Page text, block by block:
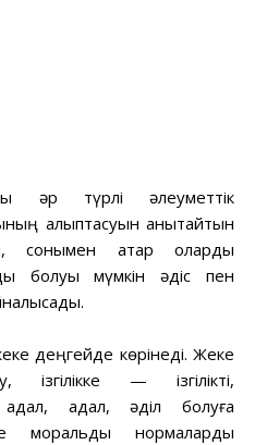
әр түрлі әлеуметтік
қалыптасуын анықтайтын
сонымен қатар оларды
болуы мүмкін әдіс пен
деңгейде көрінеді. Жеке
ізгілікке — ізгілікті,
адал, адал, әділ болуға
моральдық нормаларды